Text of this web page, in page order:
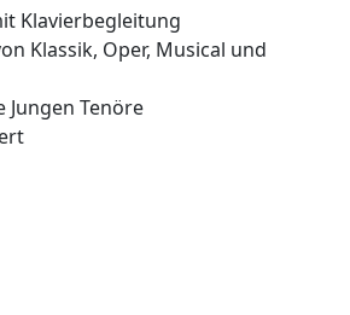
Klavierbegleitung
Klassik, Oper, Musical und
Tenöre